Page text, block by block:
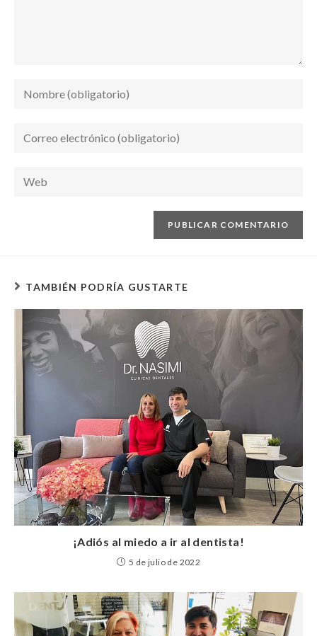
TAMBIÉN PODRÍA GUSTARTE
¡Adiós al miedo a ir al dentista!
5 de julio de 2022